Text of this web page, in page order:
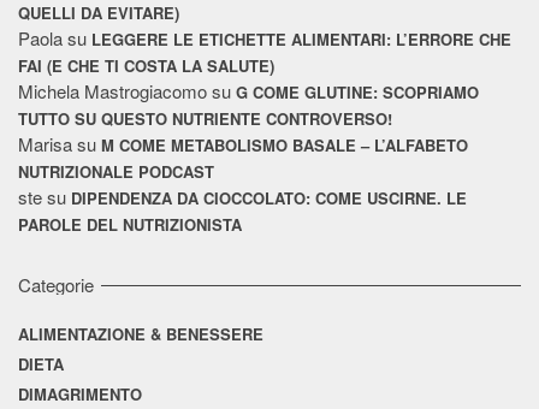
QUELLI DA EVITARE)
Paolasu LEGGERE LE ETICHETTE ALIMENTARI: L’ERRORE CHE
FAI (E CHE TI COSTA LA SALUTE)
Michela Mastrogiacomosu G COME GLUTINE: SCOPRIAMO
TUTTO SU QUESTO NUTRIENTE CONTROVERSO!
Marisasu M COME METABOLISMO BASALE – L’ALFABETO
NUTRIZIONALE PODCAST
stesu DIPENDENZA DA CIOCCOLATO: COME USCIRNE. LE
PAROLE DEL NUTRIZIONISTA
Categorie
ALIMENTAZIONE & BENESSERE
DIETA
DIMAGRIMENTO